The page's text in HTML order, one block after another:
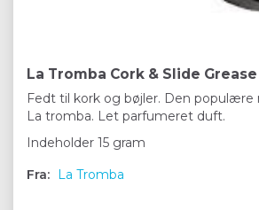
La Tromba Cork & Slide Grease
Fedt til kork og bøjler. Den populære
La tromba. Let parfumeret duft.
Indeholder 15 gram
Fra: La Tromba